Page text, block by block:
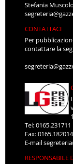
Stefania Muscolo
CONTATTACI
Per
contattare la
Tel: 0165.231711
Fax:
E-mail
RESPONSABILE